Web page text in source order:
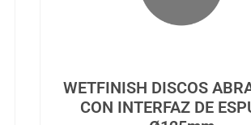
WETFINISH DISCOS
CON INTERFAZ DE